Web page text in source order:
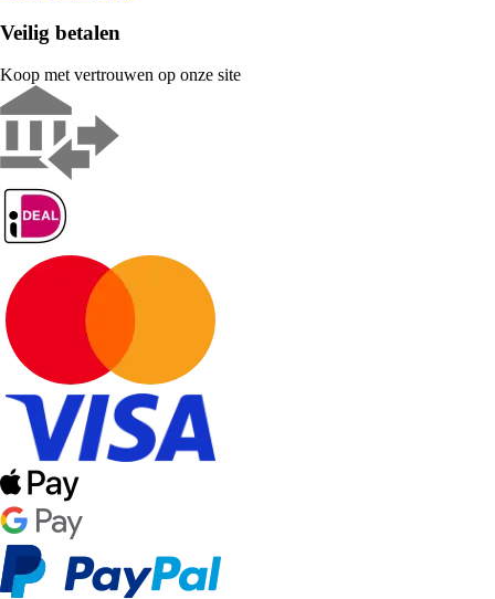
Veilig betalen
Koop met vertrouwen op onze site